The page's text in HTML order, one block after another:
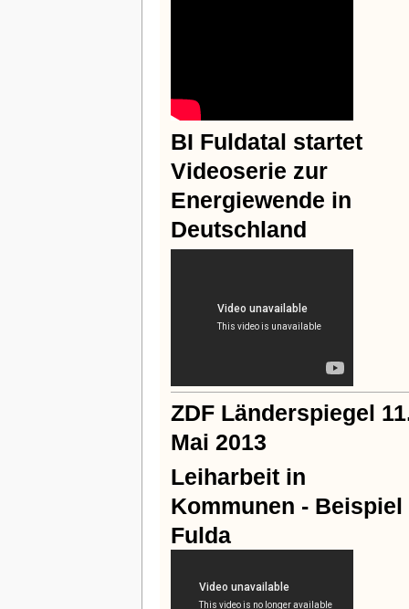
BI Fuldatal startet
Videoserie zur
Energiewende in
Deutschland
ZDF Länderspiegel
Mai 2013
Leiharbeit in
Kommunen - Beispiel
Fulda